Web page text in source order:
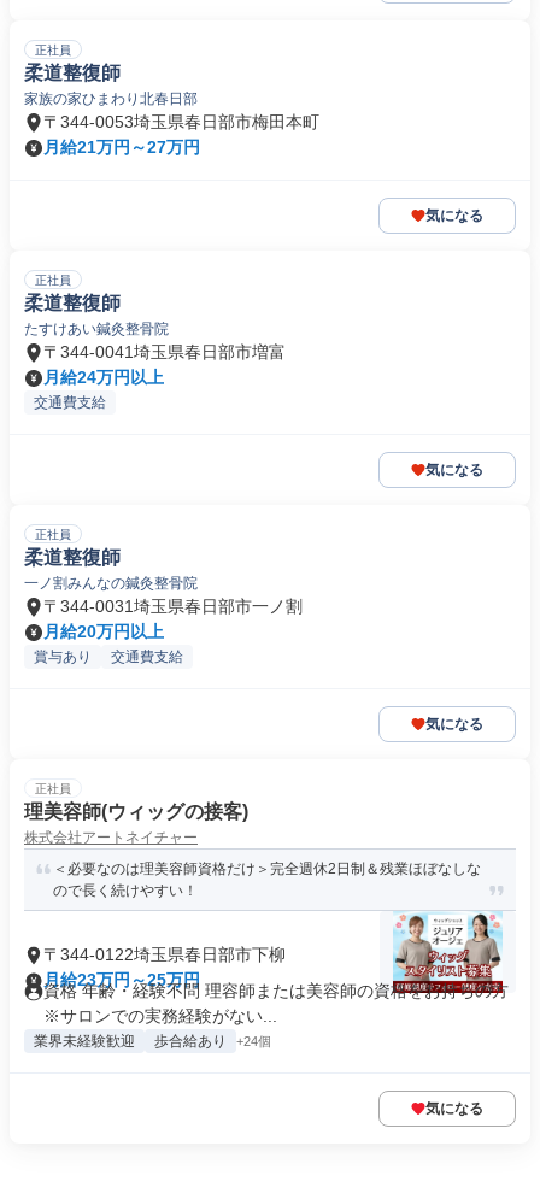
正社員
柔道整復師
家族の家ひまわり北春日部
〒344-0053埼玉県春日部市梅田本町
月給21万円～27万円
気になる
正社員
柔道整復師
たすけあい鍼灸整骨院
〒344-0041埼玉県春日部市増富
月給24万円以上
交通費支給
気になる
正社員
柔道整復師
一ノ割みんなの鍼灸整骨院
〒344-0031埼玉県春日部市一ノ割
月給20万円以上
賞与あり 交通費支給
気になる
正社員
理美容師(ウィッグの接客)
株式会社アートネイチャー
＜必要なのは理美容師資格だけ＞完全週休2日制＆残業ほぼなしな
ので長く続けやすい！
〒344-0122埼玉県春日部市下柳
月給23万円～25万円
資格 年齢・経験不問 理容師または美容師の資格をお持ちの方
※サロンでの実務経験がない...
業界未経験歓迎 歩合給あり +24個
気になる